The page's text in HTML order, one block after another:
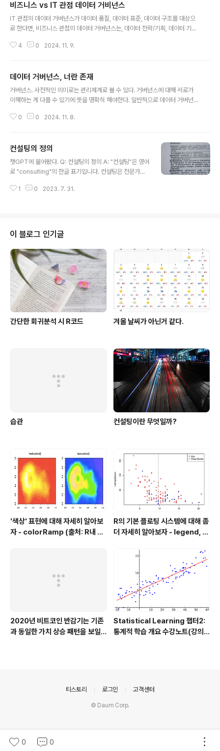
비즈니스 vs IT 관점 데이터 거비넌스
IT 관점의 데이터 거버넌스가 데이터 품질, 데이터 표준, 데이터 구조를 대상으
로 한다면, 비즈니스 관점의 데이터 거버넌스는, 데이터 전략/기획, 데이터 기반
보는 관점이 다르다.
4 0 2024. 11. 9.
데이터 거버넌스, 너란 존재
거버넌스. 사전적인 의미로는 관리체계로 볼 수 있다. 거버넌스에 대해 서로가
이해하는 게 다를 수 있기에 뜻을 명확히 해야한다. 일반적으로 데이터 거버넌
는 체계로 본다. 다만, 데이터 거버넌스 관점을 비즈니스로 보면 관리 대상이 달
0 0 2024. 11. 8.
컨설팅의 정의
챗GPT에 물어봤다. Q: 컨설팅의 정의 A: "컨설팅"은 영어
로 "consulting"의 한글 표기입니다. 컨설팅은 전문가나
고, 해결책 등을 제공하는 활동을 의미합니다. 이는 기업,
한 전문 조언과 서비스를 제공한느 활동을 말합니다. IT컨
설팅은 기업이나 조직들이 IT 전략, 시스템 구축, 응용 프로
그램 개발, 인프라 구축 및 관리, IT 보안, 클라우드 서비스
등과 같은 정보 기술 관련 문제나 목표를 달성하기 위해 필
요한 전문 지식과 경험을 제공합니다. IT 컨설턴트는..
1 0 2023. 7. 31.
이 블로그 인기글
간단한 회귀분석 시 R코드 겨울 날씨가 아닌거 같다.
습관 컨설팅이란 무엇일까?
'색상' 표현에 대해 자세히 알아보
자 - colorRamp (출처: R내 s
R의 기본 플로팅 시스템에 대해 좀
더 자세히 알아보자 - legend, a
2020년 비트코인 반감기는 기존
과 동일한 가치 상승 패턴을 보일
Statistical Learning 챕터2:
통계적 학습 개요 수강노트(강의
0 0
티스토리 로그인 고객센터
© Daum Corp.